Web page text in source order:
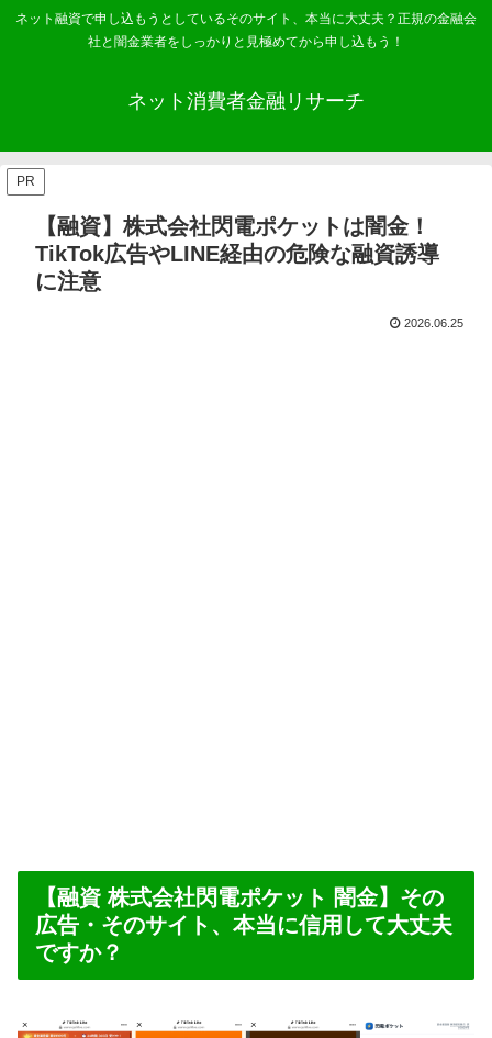
ネット融資で申し込もうとしているそのサイト、本当に大丈夫？正規の金融会
社と闇金業者をしっかりと見極めてから申し込もう！
ネット消費者金融リサーチ
PR
【融資】株式会社閃電ポケットは闇金！
TikTok広告やLINE経由の危険な融資誘導
に注意
2026.06.25
【融資 株式会社閃電ポケット 闇金】その
広告・そのサイト、本当に信用して大丈夫
ですか？